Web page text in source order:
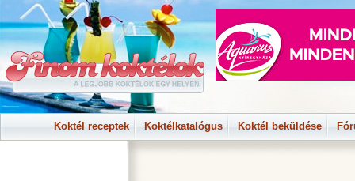
Koktél receptek Koktélkatalógus Koktél beküldése